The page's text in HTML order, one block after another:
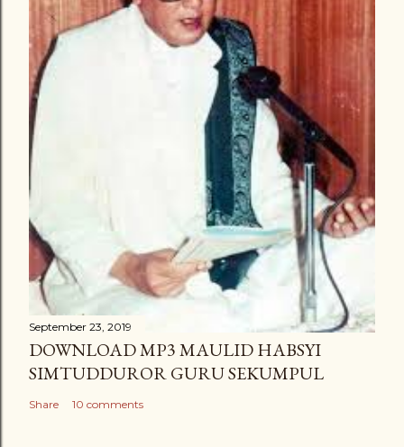
September 23, 2019
DOWNLOAD MP3 MAULID HABSYI
SIMTUDDUROR GURU SEKUMPUL
Share 10 comments